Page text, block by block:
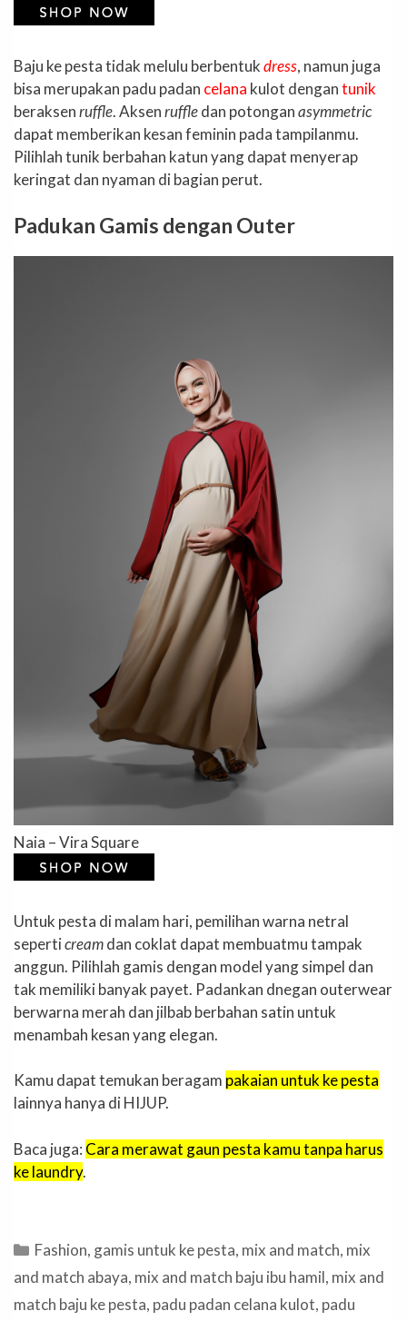
Baju ke pesta tidak melulu berbentukdress, namun juga
bisa merupakan padu padan celana kulot dengantunik
beraksenruffle. Aksenruffledan potonganasymmetric
dapat memberikan kesan feminin pada tampilanmu.
Pilihlah tunik berbahan katun yang dapat menyerap
keringat dan nyaman di bagian perut.
Padukan Gamis dengan Outer
Naia – Vira Square
Untuk pesta di malam hari, pemilihan warna netral
seperticreamdan coklat dapat membuatmu tampak
anggun. Pilihlah gamis dengan model yang simpel dan
tak memiliki banyak payet. Padankan dnegan outerwear
berwarna merah dan jilbab berbahan satin untuk
menambah kesan yang elegan.
Kamu dapat temukan beragam pakaian untuk ke pesta
lainnya hanya di HIJUP.
Baca juga: Cara merawat gaun pesta kamu tanpa harus
ke laundry.
Categories
Fashion, gamis untuk ke pesta, mix and match, mix
and match abaya, mix and match baju ibu hamil, mix and
match baju ke pesta, padu padan celana kulot, padu